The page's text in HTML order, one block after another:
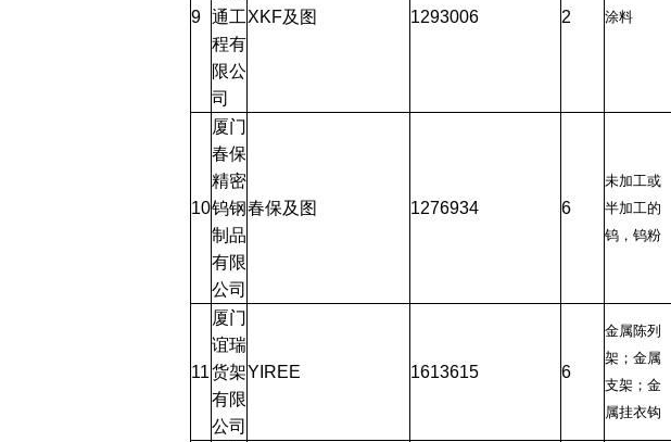
9 通工
程有
限公
司
XKF及图 1293006 2 涂料
10
厦门
春保
精密
钨钢
制品
有限
公司
春保及图 1276934 6
未加工或
半加工的
钨，钨粉
11
厦门
谊瑞
货架
有限
公司
YIREE 1613615 6
金属陈列
架；金属
支架；金
属挂衣钩